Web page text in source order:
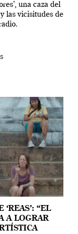
una caza del
las vicisitudes de
“EL
A LOGRAR